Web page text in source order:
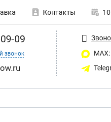
Контакты
09
звонок